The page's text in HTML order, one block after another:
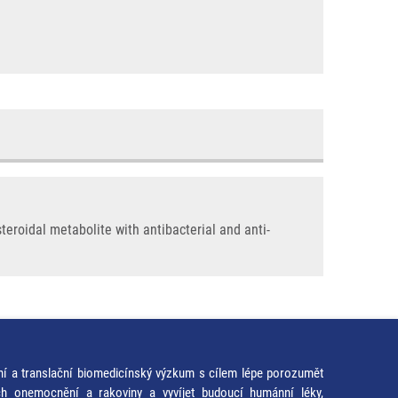
metabolite with antibacterial and anti-
a translační biomedicínský výzkum s cílem lépe porozumět
onemocnění a rakoviny a vyvíjet budoucí humánní léky,